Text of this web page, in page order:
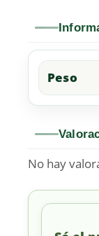
Peso
No hay